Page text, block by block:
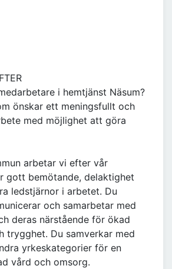
i hemtjänst Näsum?
önskar ett meningsfullt och
med möjlighet att göra
arbetar vi efter vår
gott bemötande, delaktighet
ledstjärnor i arbetet. Du
och samarbetar med
deras närstående för ökad
trygghet. Du samverkar med
yrkeskategorier för en
vård och omsorg.